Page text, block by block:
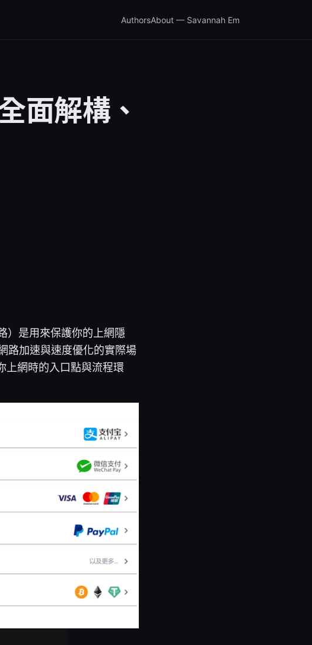
AuthorsAbout — Savannah Em
面解構、
）是用來保護你的上網隱
路加速與速度優化的實際場
上網時的入口點與流程環